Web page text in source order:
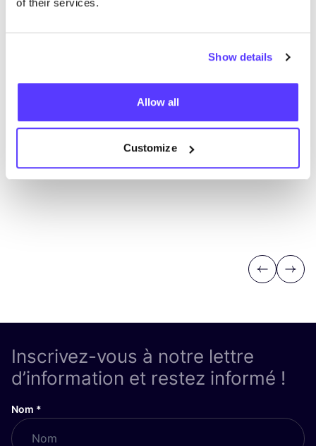
Show details
Allow all
Customize
Previous
Next
Inscrivez-vous à notre lettre
d’information et restez informé !
Nom *